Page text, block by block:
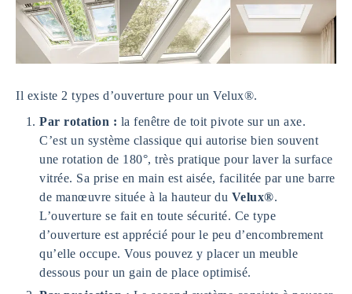
Il existe 2 types d’ouverture pour un Velux®.
Par rotation : la fenêtre de toit pivote sur un axe.
C’est un système classique qui autorise bien souvent
une rotation de 180°, très pratique pour laver la surface
vitrée. Sa prise en main est aisée, facilitée par une barre
de manœuvre située à la hauteur du Velux®.
L’ouverture se fait en toute sécurité. Ce type
d’ouverture est apprécié pour le peu d’encombrement
qu’elle occupe. Vous pouvez y placer un meuble
dessous pour un gain de place optimisé.